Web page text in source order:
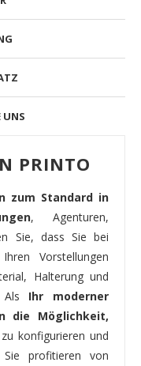
UNS
PRINTO
zum Standard in
, Agenturen,
Sie, dass Sie bei
Vorstellungen
Halterung und
Als Ihr moderner
die Möglichkeit,
konfigurieren und
profitieren von